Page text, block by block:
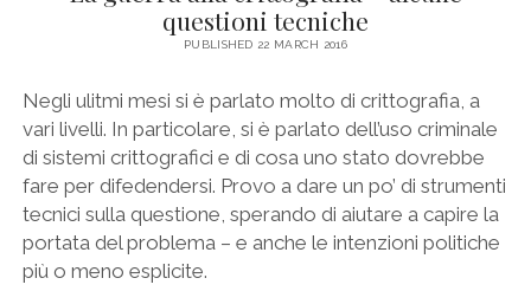
questioni tecniche
PUBLISHED 22 MARCH 2016
Negli ulitmi mesi si è parlato molto di crittografia, a
vari livelli. In particolare, si è parlato dell’uso criminale
di sistemi crittografici e di cosa uno stato dovrebbe
fare per difedendersi. Provo a dare un po’ di strumenti
tecnici sulla questione, sperando di aiutare a capire la
portata del problema – e anche le intenzioni politiche
più o meno esplicite.